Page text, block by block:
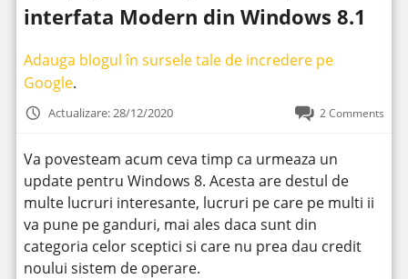
i
t
interfata Modern din Windows 8.1
Adauga blogul în sursele tale de incredere pe
Google.
Actualizare: 28/12/2020 2 Comments
Va povesteam acum ceva timp ca urmeaza un
update pentru Windows 8. Acesta are destul de
multe lucruri interesante, lucruri pe care pe multi ii
va pune pe ganduri, mai ales daca sunt din
categoria celor sceptici si care nu prea dau credit
noului sistem de operare.